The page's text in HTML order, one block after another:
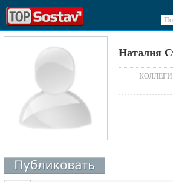
Наталия
КОЛЛЕГИ: